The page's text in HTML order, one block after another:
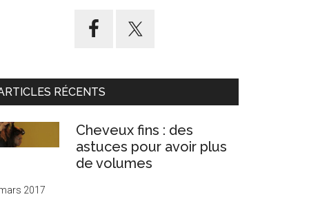
RÉCENTS
Cheveux fins : des
astuces pour avoir plus
de volumes
2017